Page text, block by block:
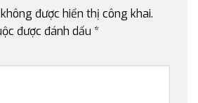
được hiển thị công khai.
được đánh dấu *